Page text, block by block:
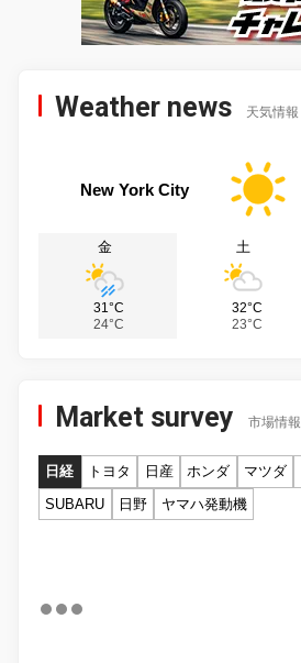
Weather news 天気情報
New York City
金
31°C
24°C
土
32°C
23°C
Market survey 市場情報
日経 トヨタ 日産 ホンダ マツダ
SUBARU
日野 ヤマハ発動機